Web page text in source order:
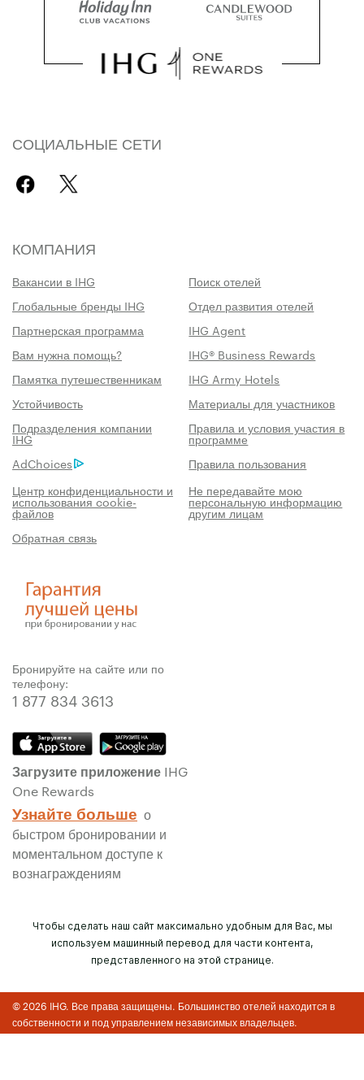
СОЦИАЛЬНЫЕ СЕТИ
КОМПАНИЯ
Вакансии в IHG
Поиск отелей
Глобальные бренды IHG
Отдел развития отелей
Партнерская программа
IHG Agent
Вам нужна помощь?
IHG® Business Rewards
Памятка путешественникам
IHG Army Hotels
Устойчивость
Материалы для участников
Подразделения компании
IHG
Правила и условия участия в
программе
AdChoices
Правила пользования
Центр конфиденциальности и
использования cookie-
файлов
Не передавайте мою
персональную информацию
другим лицам
Обратная связь
Бронируйте на сайте или по
телефону:
1 877 834 3613
Загрузите приложение IHG
One Rewards
Узнайте больше о
быстром бронировании и
моментальном доступе к
вознаграждениям
Чтобы сделать наш сайт максимально удобным для Вас, мы
используем машинный перевод для части контента,
представленного на этой странице.
© 2026 IHG. Все права защищены. Большинство отелей находится в
собственности и под управлением независимых владельцев.